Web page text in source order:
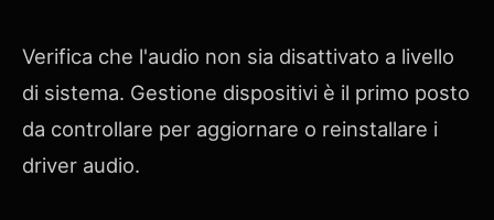
Verifica che l'audio non sia disattivato a livello
di sistema. Gestione dispositivi è il primo posto
da controllare per aggiornare o reinstallare i
driver audio.